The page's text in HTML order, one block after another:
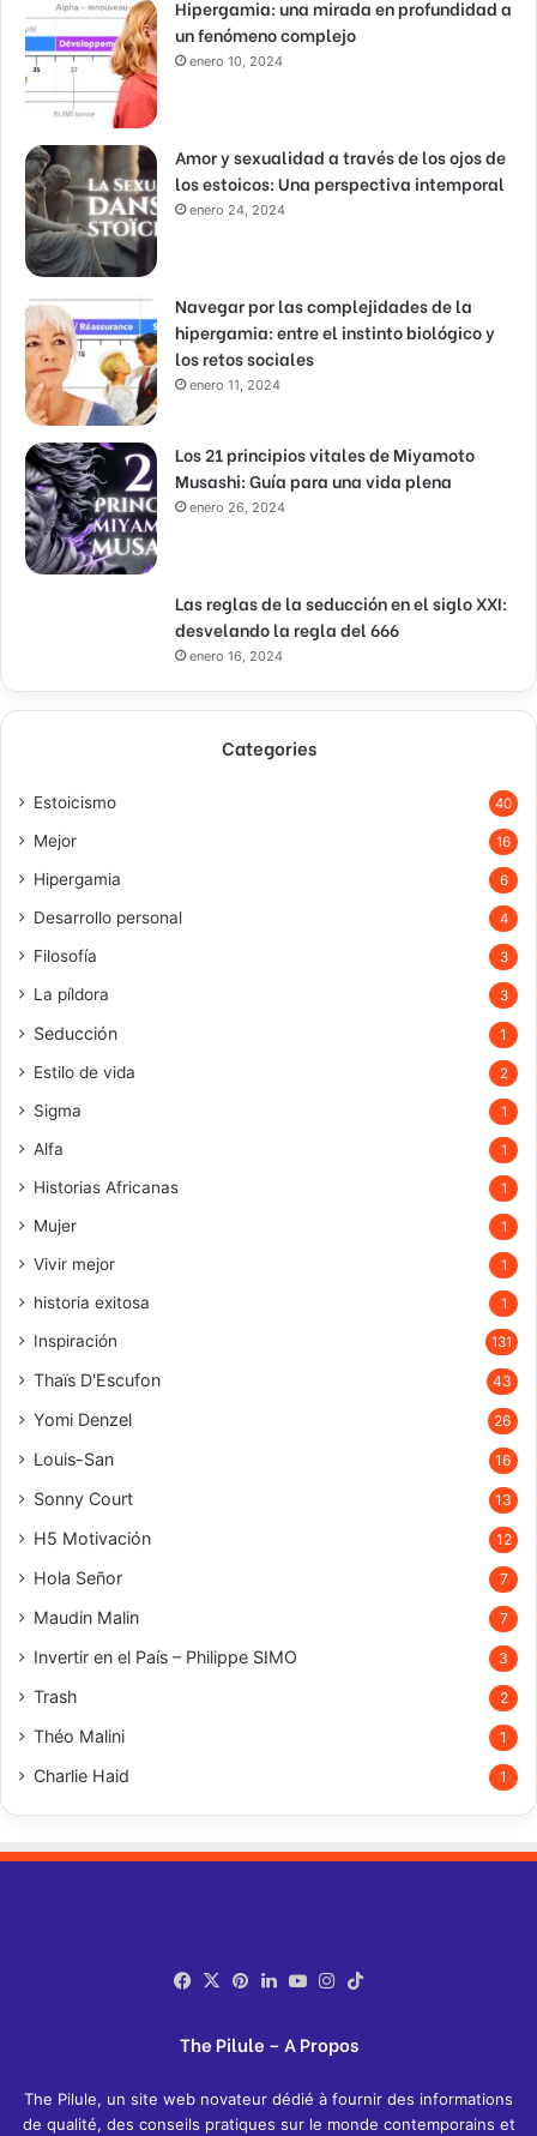
Hipergamia: una mirada en profundidad a
un fenómeno complejo
enero 10, 2024
Amor y sexualidad a través de los ojos de
los estoicos: Una perspectiva intemporal
enero 24, 2024
Navegar por las complejidades de la
hipergamia: entre el instinto biológico y
los retos sociales
enero 11, 2024
Los 21 principios vitales de Miyamoto
Musashi: Guía para una vida plena
enero 26, 2024
Las reglas de la seducción en el siglo XXI:
desvelando la regla del 666
enero 16, 2024
Categories
Estoicismo 40
Mejor 16
Hipergamia 6
Desarrollo personal 4
Filosofía 3
La píldora 3
Seducción 1
Estilo de vida 2
Sigma 1
Alfa 1
Historias Africanas 1
Mujer 1
Vivir mejor 1
historia exitosa 1
Inspiración 131
Thaïs D'Escufon 43
Yomi Denzel 26
Louis-San 16
Sonny Court 13
H5 Motivación 12
Hola Señor 7
Maudin Malin 7
Invertir en el País – Philippe SIMO 3
Trash 2
Théo Malini 1
Charlie Haid 1
Facebook
X Pinterest
LinkedIn
YouTubeInstagram
The Pilule – A Propos
The Pilule, un site web novateur dédié à fournir des informations
de qualité, des conseils pratiques sur le monde contemporains et